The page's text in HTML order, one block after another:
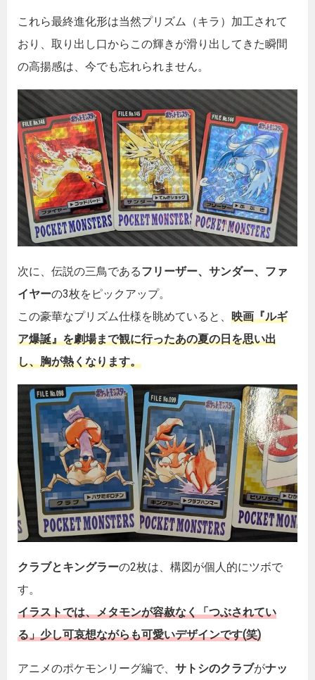
これら最終進化形は当然プリズム（キラ）加工されて
おり、取り出し口からこの輝きが滑り出してきた瞬間
の高揚感は、今でも忘れられません。
次に、伝説の三鳥であるフリーザー、サンダー、ファ
イヤーの3枚をピックアップ。
この豪華なプリズム仕様を眺めていると、 映画『ルギ
ア爆誕』を劇場まで観に行ったあの夏の日を思い出
し、胸が熱くなります。
クラブとキングラーの2枚は、構図が個人的にツボで
す。
イラストでは、メタモンが容赦なく「つぶされてい
る」少し可哀想ながらも可愛いデザインです(笑)
アニメのポケモンリーグ編で、 サトシのクラブがナッ